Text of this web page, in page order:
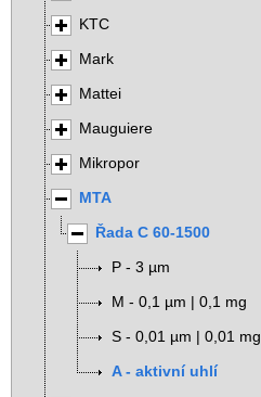
KTC
Mark
Mattei
Mauguiere
Mikropor
MTA
Řada C 60-1500
P - 3 µm
M - 0,1 µm | 0,1 mg
S - 0,01 µm | 0,01 mg
A - aktivní uhlí